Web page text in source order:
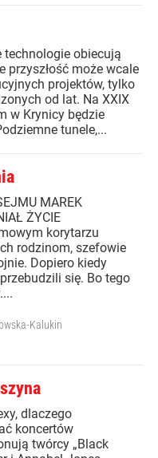
technologie obiecują
przyszłość może wcale
projektów, tylko
od lat. Na XXIX
w Krynicy będzie
tunele,...
MAREK
ŻYCIE
korytarzu
rodzinom, szefowie
Dopiero kiedy
się. Bo tego
Kalukin
dlaczego
koncertów
twórcy „Black